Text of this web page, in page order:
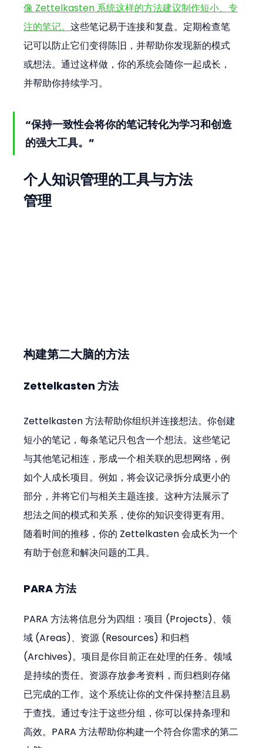
像 Zettelkasten 系统这样的方法建议制作短小、专
注的笔记。这些笔记易于连接和复盘。定期检查笔
记可以防止它们变得陈旧，并帮助你发现新的模式
或想法。通过这样做，你的系统会随你一起成长，
并帮助你持续学习。
“保持一致性会将你的笔记转化为学习和创造
的强大工具。”
个人知识管理的工具与方法
管理
构建第二大脑的方法
Zettelkasten 方法
Zettelkasten 方法帮助你组织并连接想法。你创建
短小的笔记，每条笔记只包含一个想法。这些笔记
与其他笔记相连，形成一个相关联的思想网络，例
如个人成长项目。例如，将会议记录拆分成更小的
部分，并将它们与相关主题连接。这种方法展示了
想法之间的模式和关系，使你的知识变得更有用。
随着时间的推移，你的 Zettelkasten 会成长为一个
有助于创意和解决问题的工具。
PARA 方法
PARA 方法将信息分为四组：项目 (Projects)、领
域 (Areas)、资源 (Resources) 和归档
(Archives)。项目是你目前正在处理的任务。领域
是持续的责任。资源存放参考资料，而归档则存储
已完成的工作。这个系统让你的文件保持整洁且易
于查找。通过专注于这些分组，你可以保持条理和
高效。PARA 方法帮助你构建一个符合你需求的第二